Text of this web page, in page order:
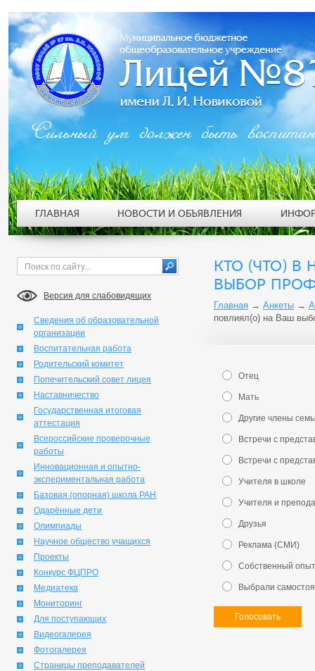
Версия для слабовидящих
Сведения об образовательной
организации
Воспитательная работа
Родительский комитет
Попечительский совет лицея
Наставничество
Государственная итоговая
аттестация
Всероссийские проверочные
работы
Инновационная и опытно-
экспериментальная работа
Базовая (опорная) школа РАН
Одарённые дети
Олимпиады
Научное общество учащихся
Проекты
Конкурс ФЦПРО
Медиатека
Мониторинг
Для поступающих
Видеогалерея
Фотогалерея
Страницы преподавателей
КТО (ЧТО)
ВЫБОР
Главная → Анкеты →
повлиял(о) на Ваш
Отец
Мать
Другие члены
Встречи с
Встречи с
Учителя в школе
Учителя и
Друзья
Реклама (СМИ)
Собственный
Выбрали
Голосовать
Сильный ум должен быть
ГЛАВНАЯ НОВОСТИ И ОБЪЯВЛЕНИЯ